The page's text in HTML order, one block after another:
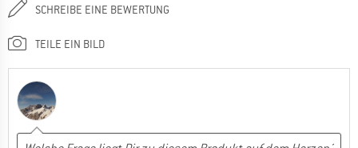
SCHREIBE EINE BEWERTUNG
TEILE EIN BILD